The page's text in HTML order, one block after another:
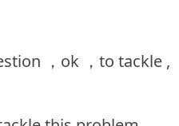
，ok ，to tackle ,